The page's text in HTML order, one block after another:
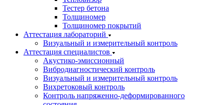
Тестер бетона
Толщиномер
Толщиномер покрытий
Аттестация лабораторий
Визуальный и измерительный контроль
Аттестация специалистов
Акустико-эмиссионный
Вибродиагностический контроль
Визуальный и измерительный контроль
Вихретоковый контроль
Контроль напряженно-деформированного